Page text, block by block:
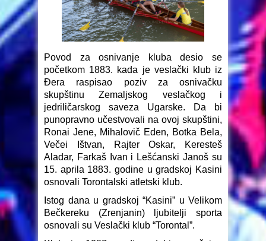
Povod za osnivanje kluba desio se
početkom 1883. kada je veslački klub iz
Đera raspisao poziv za osnivačku
skupštinu Zemaljskog veslačkog i
jedriličarskog saveza Ugarske. Da bi
punopravno učestvovali na ovoj skupštini,
Ronai Jene, Mihalovič Eden, Botka Bela,
Večei Ištvan, Rajter Oskar, Keresteš
Aladar, Farkaš Ivan i Lešćanski Janoš su
15. aprila 1883. godine u gradskoj Kasini
osnovali Torontalski atletski klub.
Istog dana u gradskoj “Kasini” u Velikom
Bečkereku (Zrenjanin) ljubitelji sporta
osnovali su Veslački klub “Torontal”.